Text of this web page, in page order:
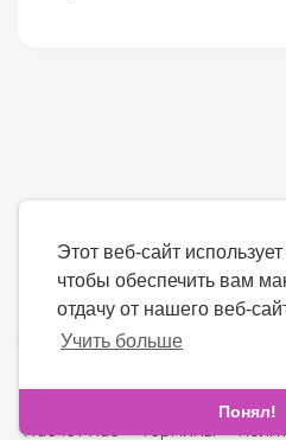
Этот веб-сайт
чтобы обеспечить вам
отдачу от нашего веб-
Учить больше
Понял!
Насчет нас-термины-